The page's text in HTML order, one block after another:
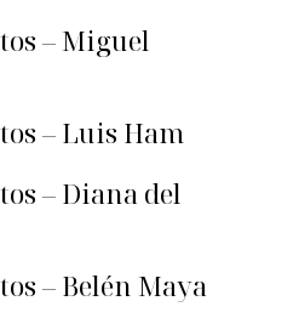
– Miguel
– Luis Ham
– Diana del
– Belén Maya